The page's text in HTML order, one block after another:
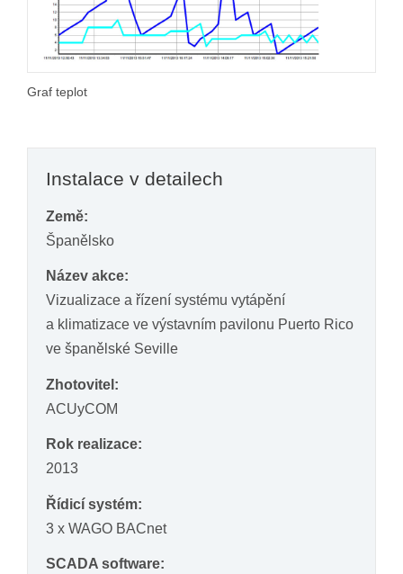
Graf teplot
Instalace v detailech
Země:
Španělsko
Název akce:
Vizualizace a řízení systému vytápění
a klimatizace ve výstavním pavilonu Puerto Rico
ve španělské Seville
Zhotovitel:
ACUyCOM
Rok realizace:
2013
Řídicí systém:
3 x WAGO BACnet
SCADA software: